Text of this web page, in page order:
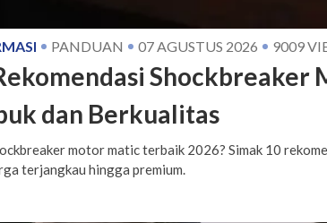
PANDUAN 07 AGUSTUS 2026 9009
Shockbreaker
dan Berkualitas
motor matic terbaik 2026? Simak 10
terjangkau hingga premium.